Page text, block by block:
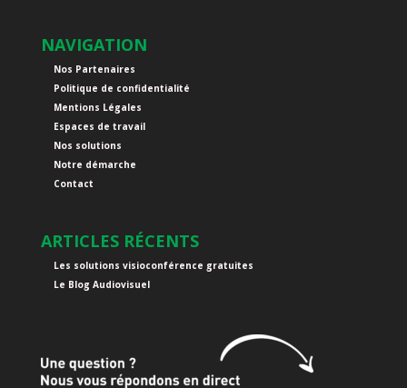
NAVIGATION
Nos Partenaires
Politique de confidentialité
Mentions Légales
Espaces de travail
Nos solutions
Notre démarche
Contact
ARTICLES RÉCENTS
Les solutions visioconférence gratuites
Le Blog Audiovisuel